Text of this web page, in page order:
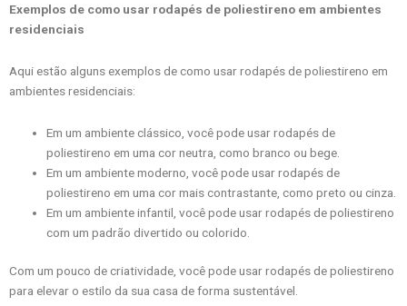
Exemplos de como usar rodapés de poliestireno em ambientes
residenciais
Aqui estão alguns exemplos de como usar rodapés de poliestireno em
ambientes residenciais:
Em um ambiente clássico, você pode usar rodapés de
poliestireno em uma cor neutra, como branco ou bege.
Em um ambiente moderno, você pode usar rodapés de
poliestireno em uma cor mais contrastante, como preto ou cinza.
Em um ambiente infantil, você pode usar rodapés de poliestireno
com um padrão divertido ou colorido.
Com um pouco de criatividade, você pode usar rodapés de poliestireno
para elevar o estilo da sua casa de forma sustentável.